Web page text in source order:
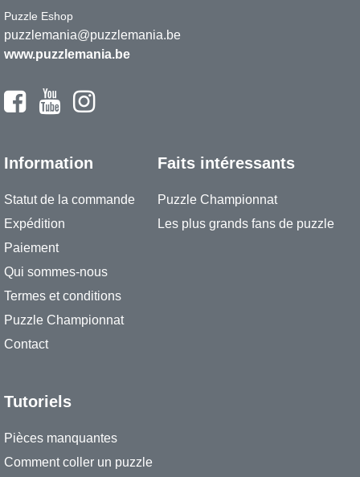
Puzzle Eshop
puzzlemania@puzzlemania.be
www.puzzlemania.be
Information
Statut de la commande
Expédition
Paiement
Qui sommes-nous
Termes et conditions
Puzzle Championnat
Contact
Faits intéressants
Puzzle Championnat
Les plus grands fans de puzzle
Tutoriels
Pièces manquantes
Comment coller un puzzle